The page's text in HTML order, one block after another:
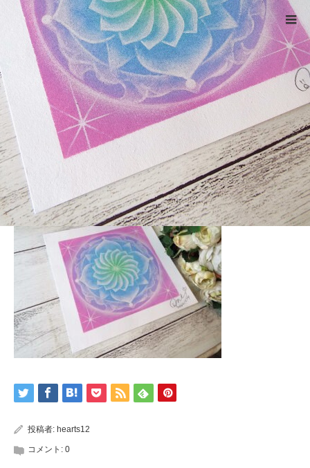
ホーム DSCF4899
Warning
: ltrim() expects parameter 1 to be string, object given
/home/xs524725/reiki-kumamoto.com/public_html/wp-
includes/formatting.phpon line4343
DSCF4899
投稿者: hearts12
コメント: 0